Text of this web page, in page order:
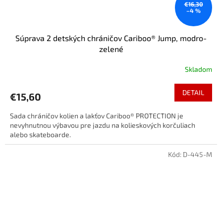
€16,30
–4 %
Súprava 2 detských chráničov Cariboo® Jump, modro-
zelené
Skladom
€15,60 DETAIL
Sada chráničov kolien a lakťov Cariboo® PROTECTION je
nevyhnutnou výbavou pre jazdu na kolieskových korčuliach
alebo skateboarde.
Kód: D-445-M